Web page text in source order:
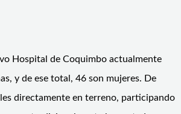
Hospital de Coquimbo actualmente
y de ese total, 46 son mujeres. De
directamente en terreno, participando